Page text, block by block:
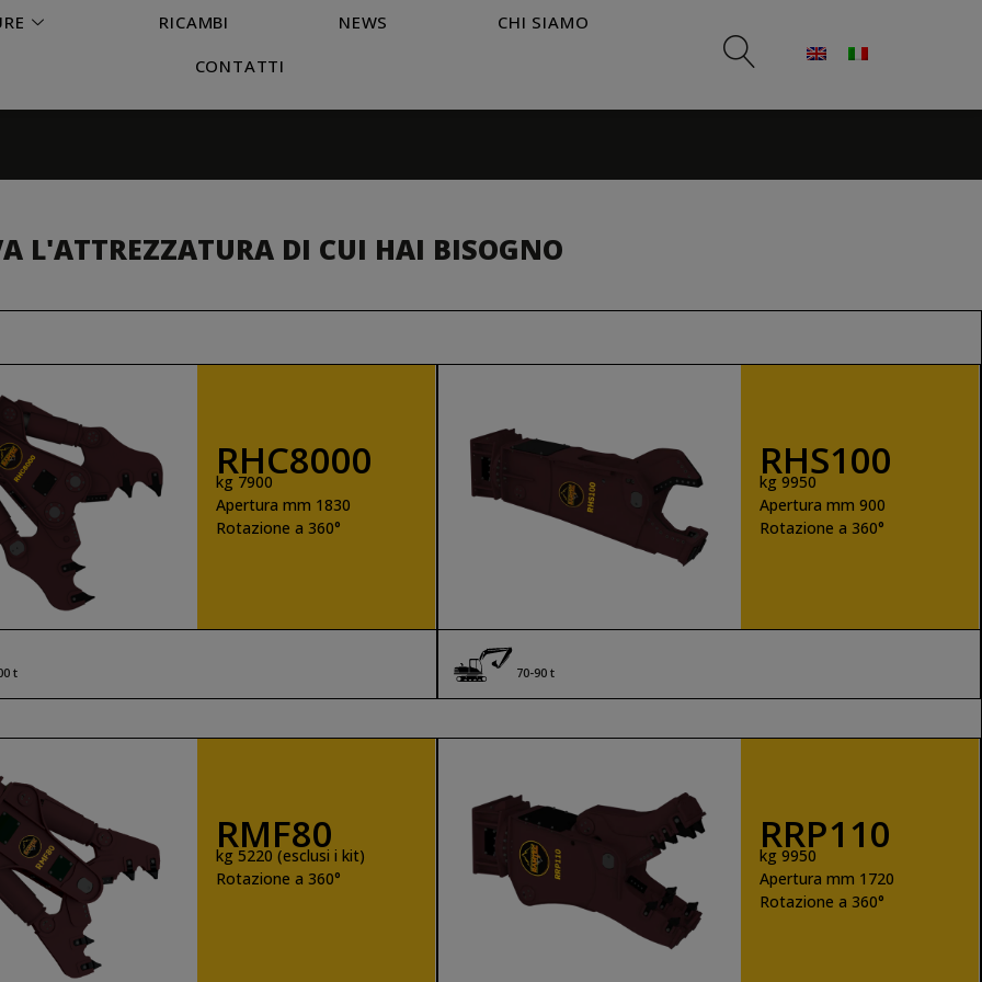
RICAMBI NEWS
CHI SIAMO
CONTATTI
L'ATTREZZATURA DI CUI HAI BISOGNO
RHC8000
kg 7900
Apertura mm 1830
Rotazione a 360°
t
RHS100
kg 9950
Apertura mm 900
Rotazione a 360°
70-90 t
RMF80
kg 5220 (esclusi i kit)
Rotazione a 360°
RRP110
kg 9950
Apertura mm 1720
Rotazione a 360°